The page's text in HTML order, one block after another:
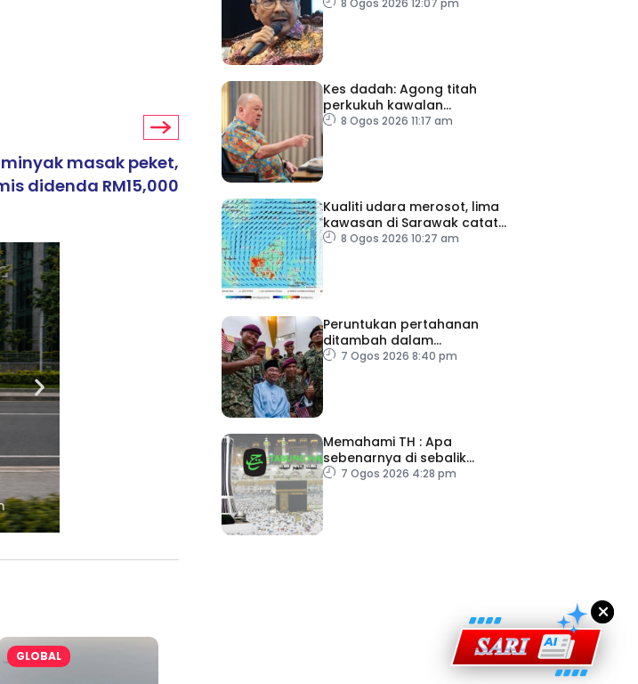
minyak masak peket,
didenda RM15,000
Ajinomoto (Malaysia) Berhad Perkasa SCORE Marathon 2026 Melalui Kerjasama
aminoVITAL® Bersama Pempengaruh Larian Antarabangsa
GLOBAL
daripada ahli politik
8 Ogos 2026 12:07 pm
Kes dadah: Agong titah
perkukuh kawalan
lapangan terbang, pintu
8 Ogos 2026 11:17 am
Kualiti udara merosot, lima
kawasan di Sarawak catat
IPU tidak sihat
8 Ogos 2026 10:27 am
Peruntukan pertahanan
ditambah dalam
Belanjawan 2027
7 Ogos 2026 8:40 pm
Memahami TH : Apa
sebenarnya di sebalik
angka
7 Ogos 2026 4:28 pm
×